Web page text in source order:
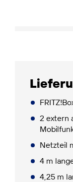
2 extern
Netzteil
4 m
4,25 m